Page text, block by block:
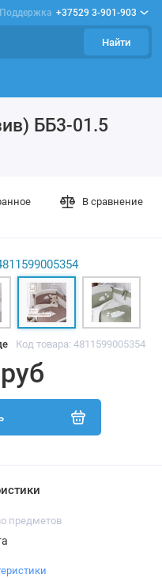
Поддержка +37529 3-901-903
Найти
ББ3-01.5
Код товара: 4811599005354
В сравнение
предметов